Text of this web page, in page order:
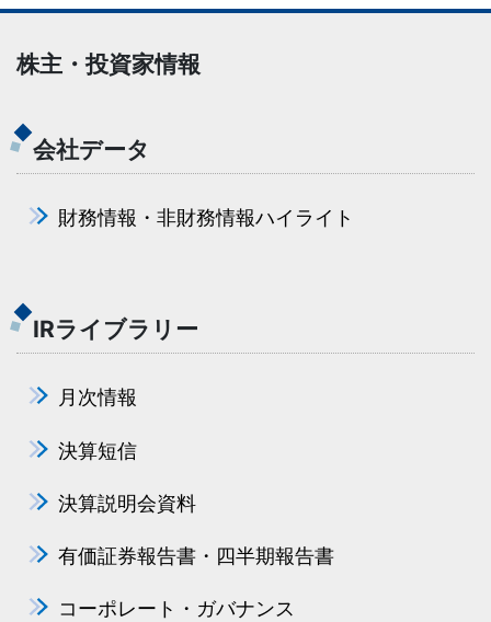
株主・投資家情報
会社データ
財務情報・非財務情報ハイライト
IRライブラリー
月次情報
決算短信
決算説明会資料
有価証券報告書・四半期報告書
コーポレート・ガバナンス